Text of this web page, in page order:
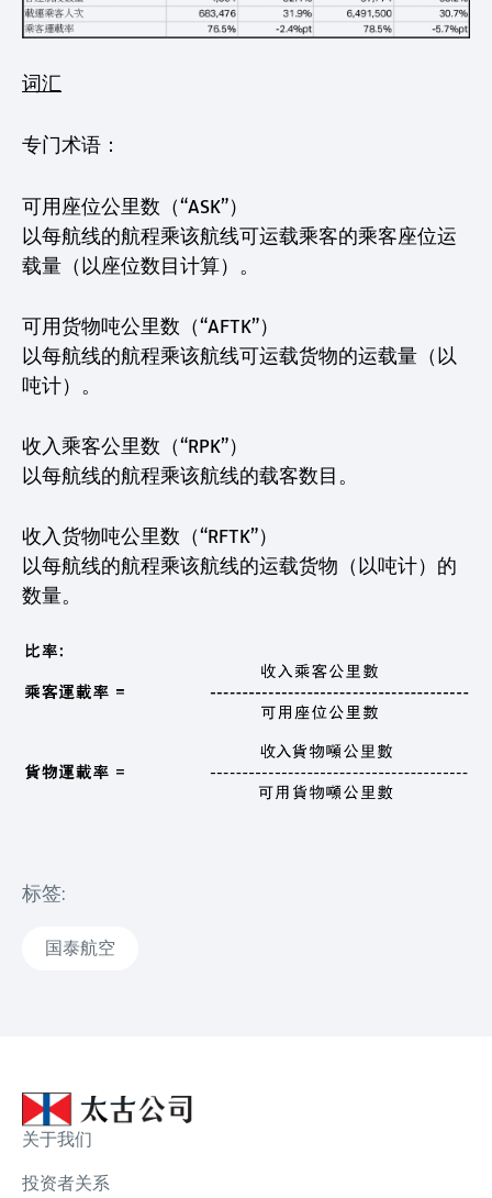
词汇
专门术语：
可用座位公里数（“ASK”）
以每航线的航程乘该航线可运载乘客的乘客座位运
载量（以座位数目计算）。
可用货物吨公里数（“AFTK”）
以每航线的航程乘该航线可运载货物的运载量（以
吨计）。
收入乘客公里数（“RPK”）
以每航线的航程乘该航线的载客数目。
收入货物吨公里数（“RFTK”）
以每航线的航程乘该航线的运载货物（以吨计）的
数量。
标签:
国泰航空
关于我们
投资者关系